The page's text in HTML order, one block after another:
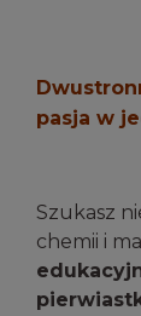
pasja w
Szukasz
chemii i